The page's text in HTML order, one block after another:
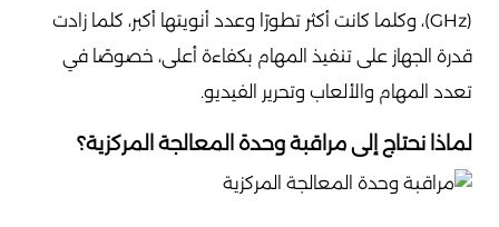
(GHz)، وكلما كانت أكثر تطورًا وعدد أنويتها أكبر، كلما زادت
قدرة الجهاز على تنفيذ المهام بكفاءة أعلى، خصوصًا في
تعدد المهام والألعاب وتحرير الفيديو.
لماذا نحتاج إلى مراقبة وحدة المعالجة المركزية؟